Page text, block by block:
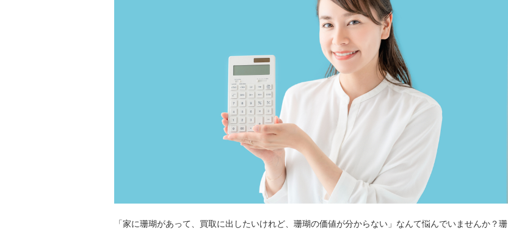
「家に珊瑚があって、買取に出したいけれど、珊瑚の価値が分からない」なんて悩んでいませんか？珊